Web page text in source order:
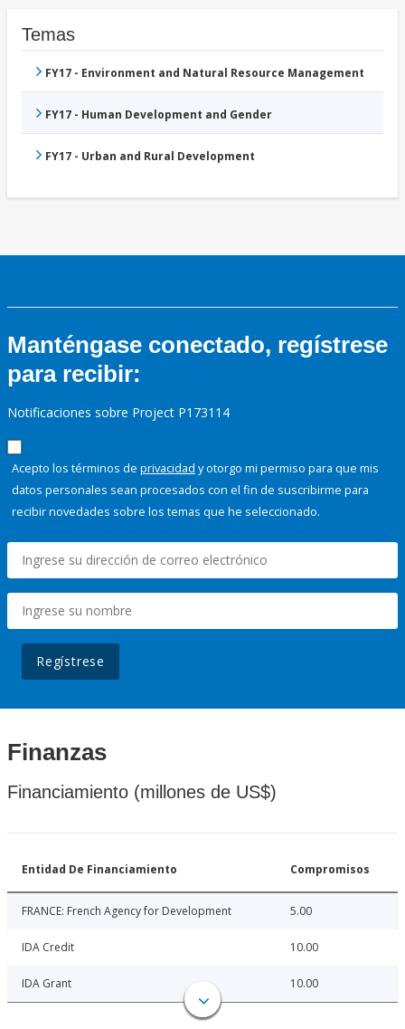
Temas
FY17 - Environment and Natural Resource Management
FY17 - Human Development and Gender
FY17 - Urban and Rural Development
Manténgase conectado, regístrese
para recibir:
Notificaciones sobre Project P173114
Acepto los términos de privacidad y otorgo mi permiso para que mis
datos personales sean procesados con el fin de suscribirme para
recibir novedades sobre los temas que he seleccionado.
Regístrese
Finanzas
Financiamiento (millones de US$)
Entidad De Financiamiento Compromisos
FRANCE: French Agency for Development 5.00
IDA Credit 10.00
IDA Grant 10.00